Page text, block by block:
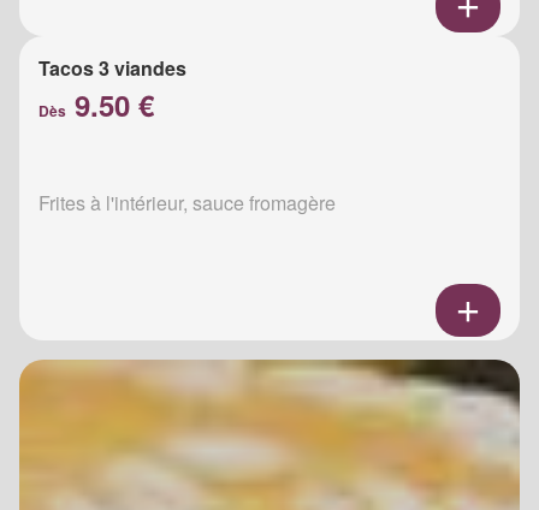
Tacos 3 viandes
Dès 9.50 €
Frites à l'intérieur, sauce fromagère